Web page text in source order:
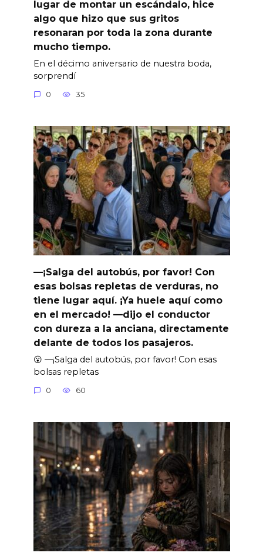
lugar de montar un escándalo, hice
algo que hizo que sus gritos
resonaran por toda la zona durante
mucho tiempo.
En el décimo aniversario de nuestra boda,
sorprendí
0 35
—¡Salga del autobús, por favor! Con
esas bolsas repletas de verduras, no
tiene lugar aquí. ¡Ya huele aquí como
en el mercado! —dijo el conductor
con dureza a la anciana, directamente
delante de todos los pasajeros.
😮 —¡Salga del autobús, por favor! Con esas
bolsas repletas
0 60